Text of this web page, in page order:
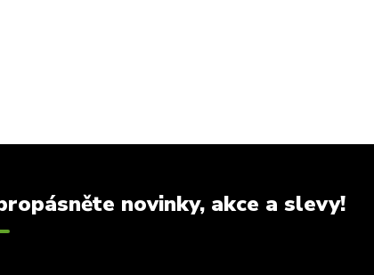
novinky, akce a slevy!